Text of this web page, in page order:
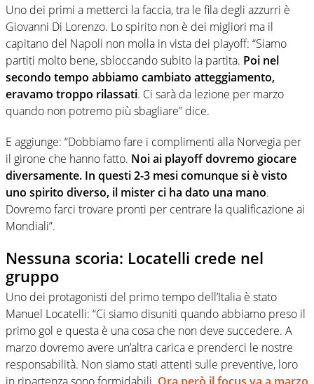
Uno dei primi a metterci la faccia, tra le fila degli azzurri è
Giovanni Di Lorenzo. Lo spirito non è dei migliori ma il
capitano del Napoli non molla in vista dei playoff: “Siamo
partiti molto bene, sbloccando subito la partita. Poi nel
secondo tempo abbiamo cambiato atteggiamento,
eravamo troppo rilassati. Ci sarà da lezione per marzo
quando non potremo più sbagliare” dice.
E aggiunge: “Dobbiamo fare i complimenti alla Norvegia per
il girone che hanno fatto. Noi ai playoff dovremo giocare
diversamente. In questi 2-3 mesi comunque si è visto
uno spirito diverso, il mister ci ha dato una mano.
Dovremo farci trovare pronti per centrare la qualificazione ai
Mondiali”.
Nessuna scoria: Locatelli crede nel
gruppo
Uno dei protagonisti del primo tempo dell’Italia è stato
Manuel Locatelli: “Ci siamo disuniti quando abbiamo preso il
primo gol e questa è una cosa che non deve succedere. A
marzo dovremo avere un’altra carica e prenderci le nostre
responsabilità. Non siamo stati attenti sulle preventive, loro